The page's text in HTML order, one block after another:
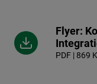
Flyer:
PDF | 869